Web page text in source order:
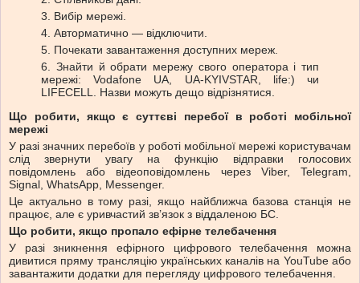
3. Вибір мережі.
4. Авторматично — відключити.
5. Почекати завантаження доступних мереж.
6. Знайти й обрати мережу свого оператора і тип
мережі: Vodafone UA, UA-KYIVSTAR, life:) чи
LIFECELL. Назви можуть дещо відрізнятися.
Що робити, якщо є суттєві перебої в роботі мобільної
мережі
У разі значних перебоїв у роботі мобільної мережі користувачам
слід звернути увагу на функцію відправки голосових
повідомлень або відеоповідомлень через Viber, Telegram,
Signal, WhatsApp, Messenger.
Це актуально в тому разі, якщо найближча базова станція не
працює, але є уривчастий зв’язок з віддаленою БС.
Що робити, якщо пропало ефірне телебачення
У разі зникнення ефірного цифрового телебачення можна
дивитися пряму трансляцію українських каналів на YouTube або
завантажити додатки для перегляду цифрового телебачення.